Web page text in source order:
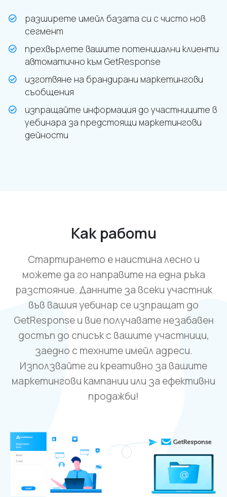
разширете имейл базата си с чисто нов
сегмент
прехвърлете вашите потенциални клиенти
автоматично към GetResponse
изготвяне на брандирани маркетингови
съобщения
изпращайте информация до участниците в
уебинара за предстоящи маркетингови
дейности
Как работи
Стартирането е наистина лесно и
можете да го направите на една ръка
разстояние. Данните за всеки участник
във вашия уебинар се изпращат до
GetResponse и вие получавате незабавен
достъп до списък с вашите участници,
заедно с техните имейл адреси.
Използвайте ги креативно за вашите
маркетингови кампании или за ефективни
продажби!